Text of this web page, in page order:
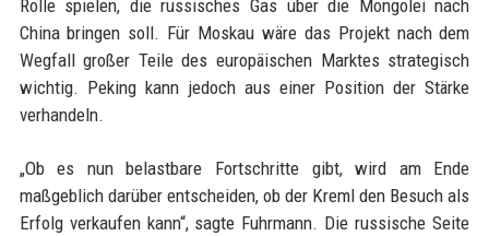
Rolle spielen, die russisches Gas über die Mongolei nach
China bringen soll. Für Moskau wäre das Projekt nach dem
Wegfall großer Teile des europäischen Marktes strategisch
wichtig. Peking kann jedoch aus einer Position der Stärke
verhandeln.
„Ob es nun belastbare Fortschritte gibt, wird am Ende
maßgeblich darüber entscheiden, ob der Kreml den Besuch als
Erfolg verkaufen kann“, sagte Fuhrmann. Die russische Seite